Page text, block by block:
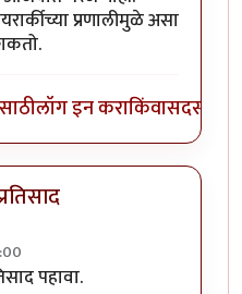
प्रणालीमुळे असा
लॉग इन कराकिंवासदस्य व्हा
आवडायची. खूप
पहावा.